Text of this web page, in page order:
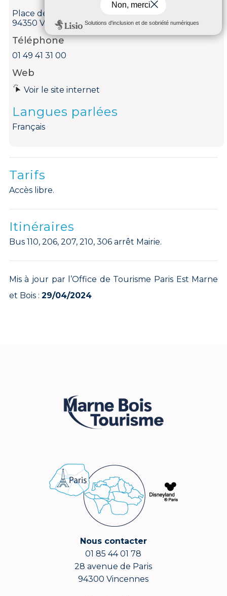
Place de l'Hôtel de ville
94350 Villiers-sur-Marne
Téléphone
01 49 41 31 00
Web
Voir le site internet
Langues parlées
Français
Tarifs
Accès libre.
Itinéraires
Bus 110, 206, 207, 210, 306 arrêt Mairie.
Mis à jour par l’Office de Tourisme Paris Est Marne
et Bois : 29/04/2024
Nous contacter
01 85 44 01 78
28 avenue de Paris
94300 Vincennes